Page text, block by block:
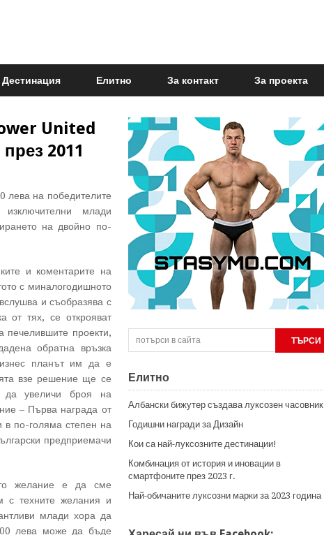
Дестинация Елитно За контакт За проекта
United
2011
на победителите
млади
на двойно по-
и коментарите на
с миналогодишното
и съобразява с
от тях, се открояват
печелившите проекти,
обратна връзка
планът им да е
взе решение ще се
да увеличи броя на
– Първа награда от
в по-голяма степен на
предприемачи
желание е да сме
с техните желания и
млади хора да
лева може да бъде
Елитно
Албански бижутер създава луксозен часовник
Годишни награди за Дизайн
Кои са най-луксозните дестинации!
Комбинация от история и иновации в
смартфоните през 2023 г.
Най-обичаните луксозни марки за 2023 година